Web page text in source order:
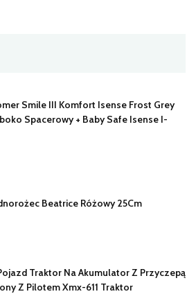
Smile III Komfort Isense Frost Grey
Spacerowy + Baby Safe Isense I-
Beatrice Różowy 25Cm
Traktor Na Akumulator Z Przyczepą
Z Pilotem Xmx-611 Traktor